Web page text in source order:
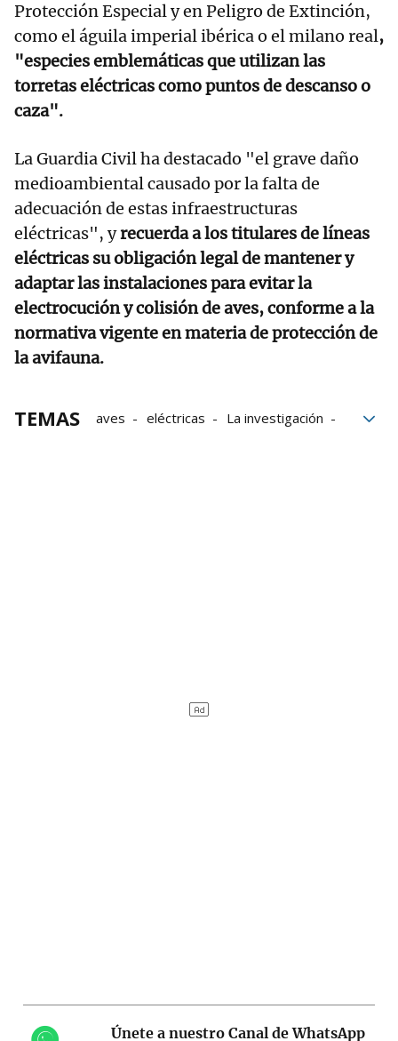
Protección Especial y en Peligro de Extinción,
como el águila imperial ibérica o el milano real,
"especies emblemáticas que utilizan las
torretas eléctricas como puntos de descanso o
caza".
La Guardia Civil ha destacado "el grave daño
medioambiental causado por la falta de
adecuación de estas infraestructuras
eléctricas", yrecuerda a los titulares de líneas
eléctricas su obligación legal de mantener y
adaptar las instalaciones para evitar la
electrocución y colisión de aves, conforme a la
normativa vigente en materia de protección de
la avifauna.
TEMAS aves eléctricas
La investigación
Únete a nuestro Canal de WhatsApp